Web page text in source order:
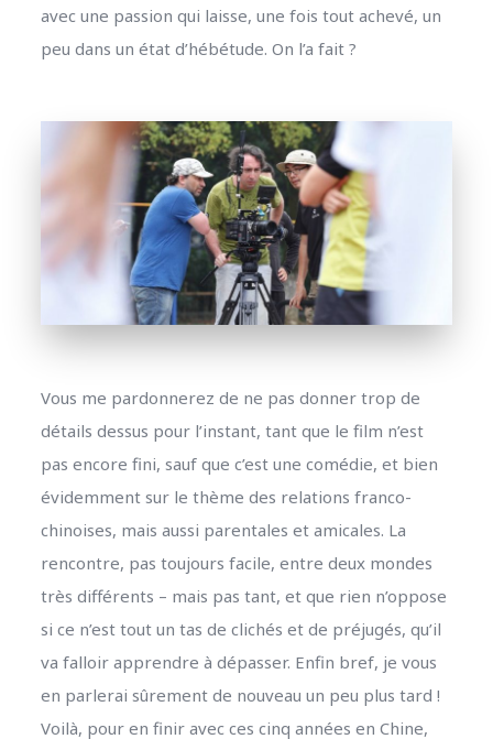
avec une passion qui laisse, une fois tout achevé, un
peu dans un état d’hébétude. On l’a fait ?
Vous me pardonnerez de ne pas donner trop de
détails dessus pour l’instant, tant que le film n’est
pas encore fini, sauf que c’est une comédie, et bien
évidemment sur le thème des relations franco-
chinoises, mais aussi parentales et amicales. La
rencontre, pas toujours facile, entre deux mondes
très différents – mais pas tant, et que rien n’oppose
si ce n’est tout un tas de clichés et de préjugés, qu’il
va falloir apprendre à dépasser. Enfin bref, je vous
en parlerai sûrement de nouveau un peu plus tard !
Voilà, pour en finir avec ces cinq années en Chine,